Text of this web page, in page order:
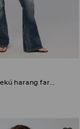
Alacsony derekú harang farmer